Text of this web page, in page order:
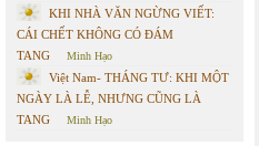
KHI NHÀ VĂN NGỪNG VIẾT:
CÁI CHẾT KHÔNG CÓ ĐÁM
TANG
Minh Hạo
Việt Nam- THÁNG TƯ: KHI MỘT
NGÀY LÀ LỄ, NHƯNG CŨNG LÀ
TANG
Minh Hạo